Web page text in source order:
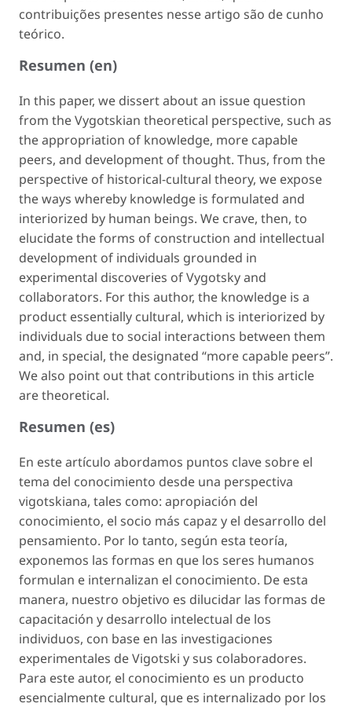
contribuições presentes nesse artigo são de cunho
teórico.
Resumen (en)
In this paper, we dissert about an issue question
from the Vygotskian theoretical perspective, such as
the appropriation of knowledge, more capable
peers, and development of thought. Thus, from the
perspective of historical-cultural theory, we expose
the ways whereby knowledge is formulated and
interiorized by human beings. We crave, then, to
elucidate the forms of construction and intellectual
development of individuals grounded in
experimental discoveries of Vygotsky and
collaborators. For this author, the knowledge is a
product essentially cultural, which is interiorized by
individuals due to social interactions between them
and, in special, the designated “more capable peers”.
We also point out that contributions in this article
are theoretical.
Resumen (es)
En este artículo abordamos puntos clave sobre el
tema del conocimiento desde una perspectiva
vigotskiana, tales como: apropiación del
conocimiento, el socio más capaz y el desarrollo del
pensamiento. Por lo tanto, según esta teoría,
exponemos las formas en que los seres humanos
formulan e internalizan el conocimiento. De esta
manera, nuestro objetivo es dilucidar las formas de
capacitación y desarrollo intelectual de los
individuos, con base en las investigaciones
experimentales de Vigotski y sus colaboradores.
Para este autor, el conocimiento es un producto
esencialmente cultural, que es internalizado por los